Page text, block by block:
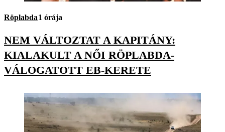
Röplabda1 órája
NEM VÁLTOZTAT A KAPITÁNY:
KIALAKULT A NŐI RÖPLABDA-
VÁLOGATOTT EB-KERETE